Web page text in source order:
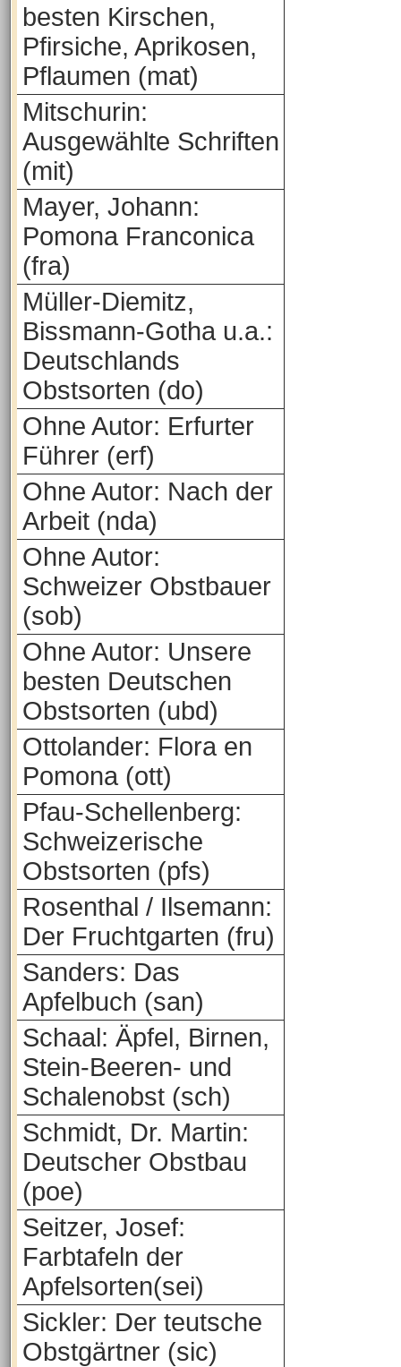
besten Kirschen,
Pfirsiche, Aprikosen,
Pflaumen (mat)
Mitschurin:
Ausgewählte Schriften
(mit)
Mayer, Johann:
Pomona Franconica
(fra)
Müller-Diemitz,
Bissmann-Gotha u.a.:
Deutschlands
Obstsorten (do)
Ohne Autor: Erfurter
Führer (erf)
Ohne Autor: Nach der
Arbeit (nda)
Ohne Autor:
Schweizer Obstbauer
(sob)
Ohne Autor: Unsere
besten Deutschen
Obstsorten (ubd)
Ottolander: Flora en
Pomona (ott)
Pfau-Schellenberg:
Schweizerische
Obstsorten (pfs)
Rosenthal / Ilsemann:
Der Fruchtgarten (fru)
Sanders: Das
Apfelbuch (san)
Schaal: Äpfel, Birnen,
Stein-Beeren- und
Schalenobst (sch)
Schmidt, Dr. Martin:
Deutscher Obstbau
(poe)
Seitzer, Josef:
Farbtafeln der
Apfelsorten(sei)
Sickler: Der teutsche
Obstgärtner (sic)